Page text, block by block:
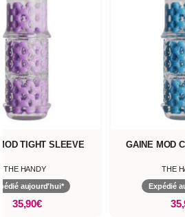
TIGHT SLEEVE
THE HANDY
aujourd'hui*
35,90€
GAINE MOD
THE
Expédié